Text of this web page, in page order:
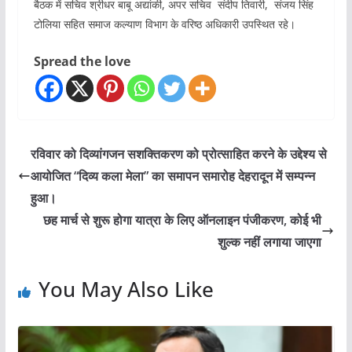
बैठक में सचिव श्रीधर बाबू अद्यांकी, अपर सचिव संदीप तिवारी, संजय सिंह
टोलिया सहित समाज कल्याण विभाग के वरिष्ठ अधिकारी उपस्थित रहे।
Spread the love
रविवार को दिव्यांगजन सशक्तिकरण को प्रोत्साहित करने के उद्देश्य से
आयोजित “दिव्य कला मेला” का समापन समारोह देहरादून में सम्पन्न
हुआ।
छह मार्च से शुरू होगा यात्रा के लिए ऑनलाइन पंजीकरण, कोई भी
शुल्क नहीं लगाया जाएगा
You May Also Like